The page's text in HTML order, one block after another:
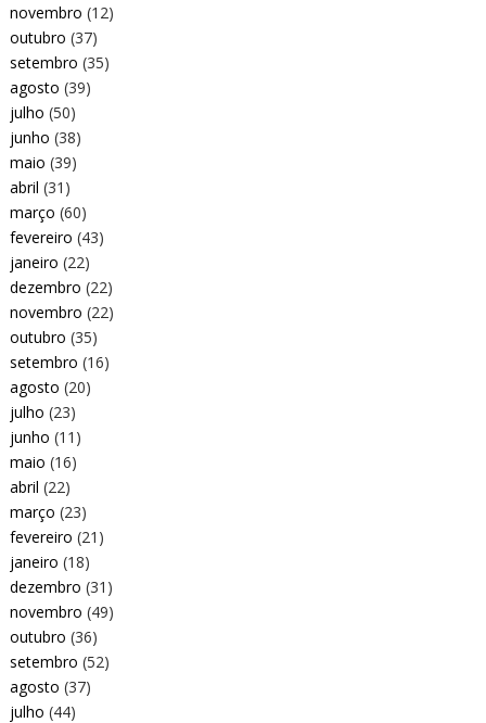
novembro (12)
outubro (37)
setembro (35)
agosto (39)
julho (50)
junho (38)
maio (39)
abril (31)
março (60)
fevereiro (43)
janeiro (22)
dezembro (22)
novembro (22)
outubro (35)
setembro (16)
agosto (20)
julho (23)
junho (11)
maio (16)
abril (22)
março (23)
fevereiro (21)
janeiro (18)
dezembro (31)
novembro (49)
outubro (36)
setembro (52)
agosto (37)
julho (44)